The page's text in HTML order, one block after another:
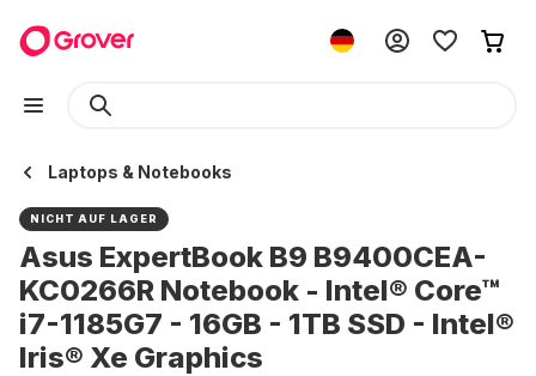
Laptops & Notebooks
NICHT AUF LAGER
Asus ExpertBook B9 B9400CEA-
KC0266R Notebook - Intel® Core™
i7-1185G7 - 16GB - 1TB SSD - Intel®
Iris® Xe Graphics